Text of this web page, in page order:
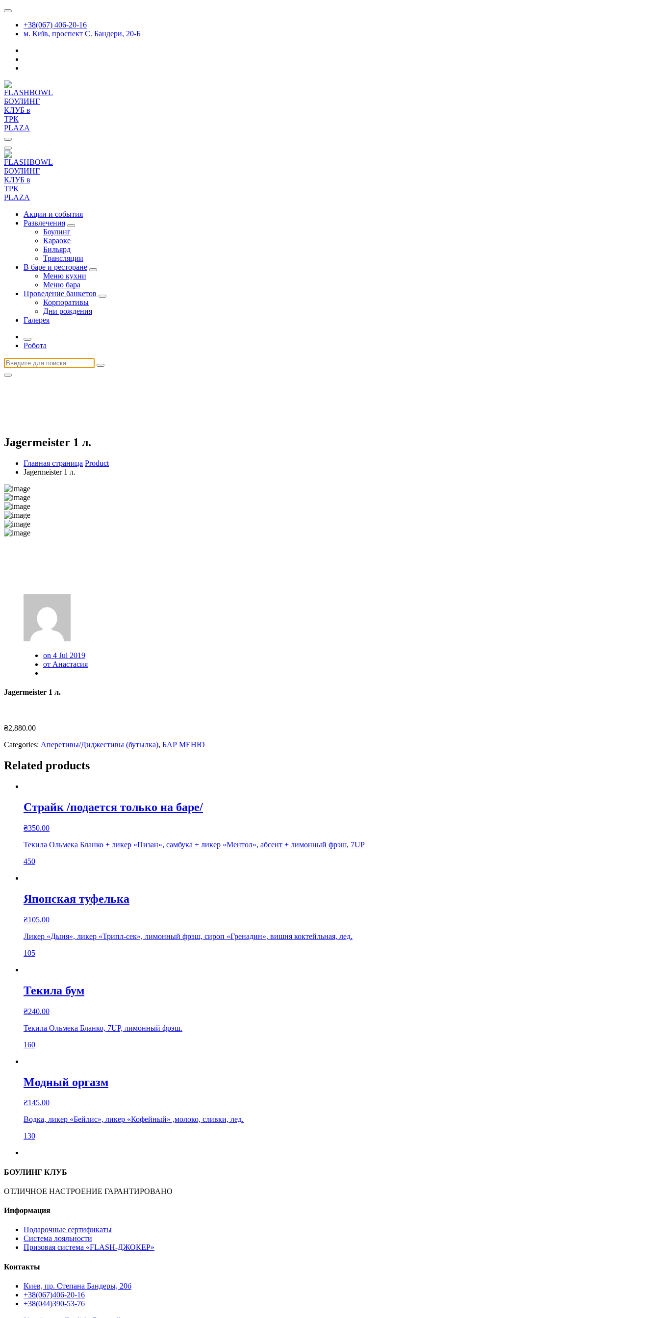
Перейти
содержимому
+38(067) 406-20-16
м. Київ, проспект С. Бандери, 20-Б
Акции и события
Развлечения
Боулинг
Караоке
Бильярд
Трансляции
В баре и ресторане
Меню кухни
Меню бара
Проведение банкетов
Корпоративы
Дни рождения
Галерея
Робота
Найти:
Jagermeister 1 л.
Главная страница Product
Jagermeister 1 л.
on 4 Jul 2019
от Анастасия
Jagermeister 1 л.
₴2,880.00
Categories: Аперетивы/Диджестивы (бутылка), БАР МЕНЮ
Related products
Страйк /подается только на баре/
₴350.00
Текила Ольмека Бланко + ликер «Пизан», самбука + ликер «Ментол», абсент + лимонный фрэш, 7UP
450
Японская туфелька
₴105.00
Ликер «Дыня», ликер «Трипл-сек», лимонный фрэш, сироп «Гренадин», вишня коктейльная, лед.
105
Текила бум
₴240.00
Текила Ольмека Бланко, 7UP, лимонный фрэш.
160
Модный оргазм
₴145.00
Водка, ликер «Бейлис», ликер «Кофейный» ,молоко, сливки, лед.
130
БОУЛИНГ КЛУБ
ОТЛИЧНОЕ НАСТРОЕНИЕ ГАРАНТИРОВАНО
Информация
Подарочные сертификаты
Система лояльности
Призовая система «FLASH-ДЖОКЕР»
Контакты
Киев, пр. Степана Бандеры, 20б
+38(067)406-20-16
+38(044)390-53-76